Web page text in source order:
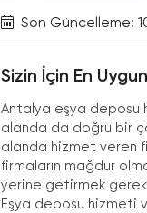
Son Güncelleme:
Sizin İçin En
Antalya eşya deposu
alanda da doğru bir
alanda hizmet veren
firmaların mağdur
yerine getirmek
Eşya deposu hizmeti